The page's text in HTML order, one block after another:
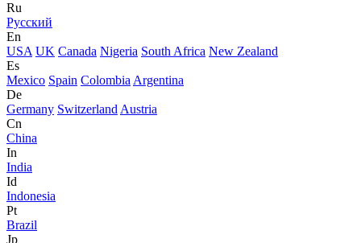
Ru
Русский
En
USA UK Canada Nigeria South Africa New Zealand
Es
Mexico Spain Colombia Argentina
De
Germany Switzerland Austria
Cn
China
In
India
Id
Indonesia
Pt
Brazil
Jp